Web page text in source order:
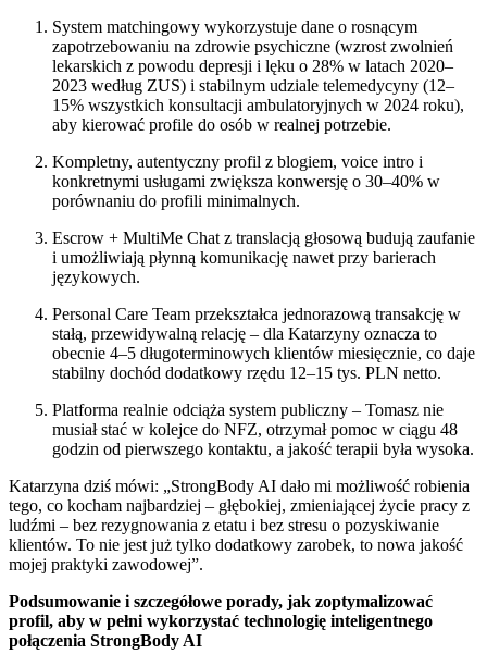
System matchingowy wykorzystuje dane o rosnącym
zapotrzebowaniu na zdrowie psychiczne (wzrost zwolnień
lekarskich z powodu depresji i lęku o 28% w latach 2020–
2023 według ZUS) i stabilnym udziale telemedycyny (12–
15% wszystkich konsultacji ambulatoryjnych w 2024 roku),
aby kierować profile do osób w realnej potrzebie.
Kompletny, autentyczny profil z blogiem, voice intro i
konkretnymi usługami zwiększa konwersję o 30–40% w
porównaniu do profili minimalnych.
Escrow + MultiMe Chat z translacją głosową budują zaufanie
i umożliwiają płynną komunikację nawet przy barierach
językowych.
Personal Care Team przekształca jednorazową transakcję w
stałą, przewidywalną relację – dla Katarzyny oznacza to
obecnie 4–5 długoterminowych klientów miesięcznie, co daje
stabilny dochód dodatkowy rzędu 12–15 tys. PLN netto.
Platforma realnie odciąża system publiczny – Tomasz nie
musiał stać w kolejce do NFZ, otrzymał pomoc w ciągu 48
godzin od pierwszego kontaktu, a jakość terapii była wysoka.
Katarzyna dziś mówi: „StrongBody AI dało mi możliwość robienia
tego, co kocham najbardziej – głębokiej, zmieniającej życie pracy z
ludźmi – bez rezygnowania z etatu i bez stresu o pozyskiwanie
klientów. To nie jest już tylko dodatkowy zarobek, to nowa jakość
mojej praktyki zawodowej”.
Podsumowanie i szczegółowe porady, jak zoptymalizować
profil, aby w pełni wykorzystać technologię inteligentnego
połączenia StrongBody AI